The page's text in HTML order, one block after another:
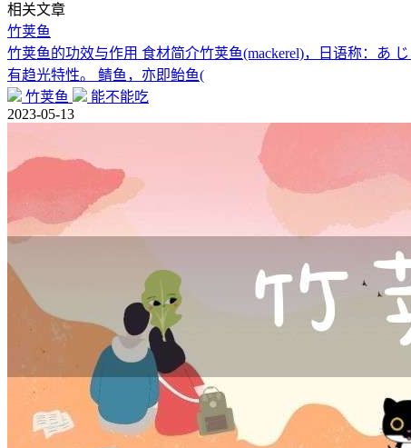
相关文章
竹荚鱼
竹荚鱼的功效与作用 食材简介竹荚鱼(mackerel)，日语称：あ
有趋光特性。 鲭鱼，亦即鲐鱼(
竹荚鱼
能不能吃
2023-05-13